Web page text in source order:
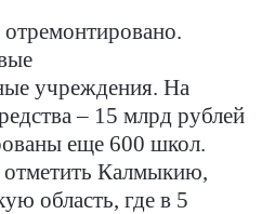
учреждения. На
– 15 млрд рублей
еще 600 школ.
Калмыкию,
область, где в 5